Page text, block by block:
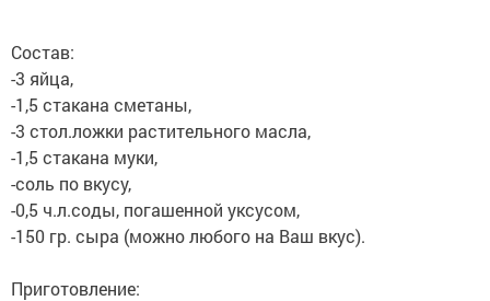
Состав:
-3 яйца,
-1,5 стакана сметаны,
-3 стол.ложки растительного масла,
-1,5 стакана муки,
-соль по вкусу,
-0,5 ч.л.соды, погашенной уксусом,
-150 гр. сыра (можно любого на Ваш вкус).
Приготовление: